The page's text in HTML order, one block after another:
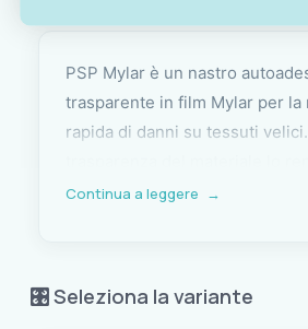
PSP Mylar è un nastro
trasparente in film Mylar per la
rapida di danni su tessuti
particolarmente versatile: si
compromettere la visibilità
Continua a leggere →
🎛️ Seleziona la variante